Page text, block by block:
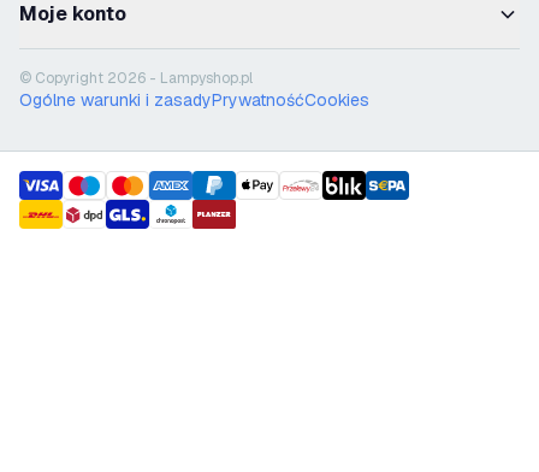
Moje konto
© Copyright 2026 - Lampyshop.pl
Ogólne warunki i zasadyPrywatnośćCookies
payment methods
shipment methods